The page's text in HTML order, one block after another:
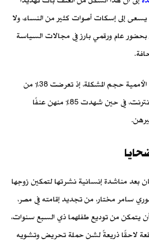
إلى إسكات أصوات كثير من النساء، ولا
بحضور عام ورقمي بارز في مجالات السياسة
وتكشف أرقام المنظمة الأممية حجم المشكلة، إذ تعرضت 38% من
النساء للعنف عبر الإنترنت، في حين شهدت 85% منهن عنفًا
بعد مناشدة إنسانية نشرتها لتمكين زوجها
سامر مختار، من تجديد إقامته في مصر،
يتمكن من توديع طفلهما ذي السبع سنوات،
لاحقًا ذريعةً لشن حملة تحريض وتشويه